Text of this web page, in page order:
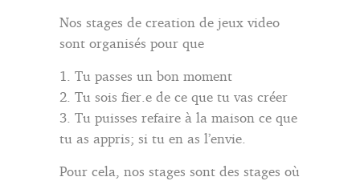
Nos stages de creation de jeux video
sont organisés pour que
Tu passes un bon moment
Tu sois fier.e de ce que tu vas créer
Tu puisses refaire à la maison ce que
tu as appris; si tu en as l’envie.
Pour cela, nos stages sont des stages où